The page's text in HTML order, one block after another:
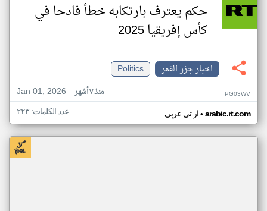
حكم يعترف بارتكابه خطأ فادحا في
كأس إفريقيا 2025
اخبار جزر القمر
Politics
Jan 01, 2026
منذ ٧ أشهر PG03WV
ار تي عربي• arabic.rt.com عدد الكلمات: ٢٢٣